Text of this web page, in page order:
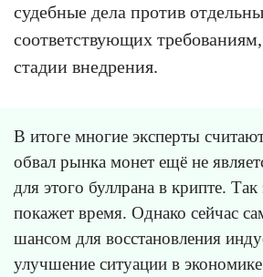
судебные дела против
соответствующих
стадии внедрения.
В итоге многие эксперты
обвал рынка монет ещё не
для этого буллрана в крипте.
покажет время. Однако сейчас
шансом для восстановления
улучшение ситуации в